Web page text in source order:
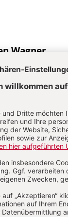
Wagner
Wagner, Dr. theol.
Koblenz
der